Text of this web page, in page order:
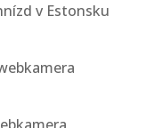
v Estonsku